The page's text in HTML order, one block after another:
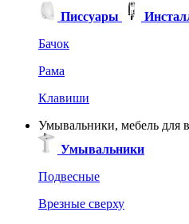
Писсуары
Бачок
Рама
Клавиши
Умывальники, мебель для
Умывальники
Подвесные
Врезные сверху